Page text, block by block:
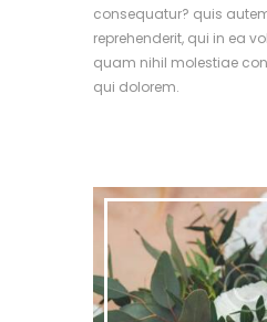
consequatur? quis
reprehenderit, qui in ea
quam nihil molestiae
qui dolorem.